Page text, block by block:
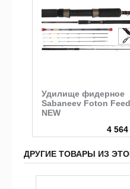
Удилище фидерное
Sabaneev Foton
NEW
4
ДРУГИЕ ТОВАРЫ ИЗ